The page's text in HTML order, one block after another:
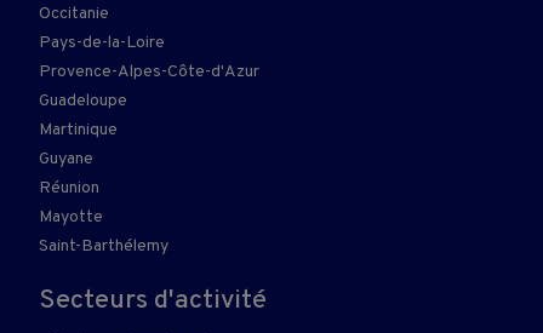
Occitanie
Pays-de-la-Loire
Provence-Alpes-Côte-d'Azur
Guadeloupe
Martinique
Guyane
Réunion
Mayotte
Saint-Barthélemy
Secteurs d'activité